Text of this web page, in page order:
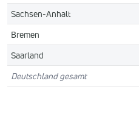
Sachsen-Anhalt
Bremen
Saarland
Deutschland gesamt